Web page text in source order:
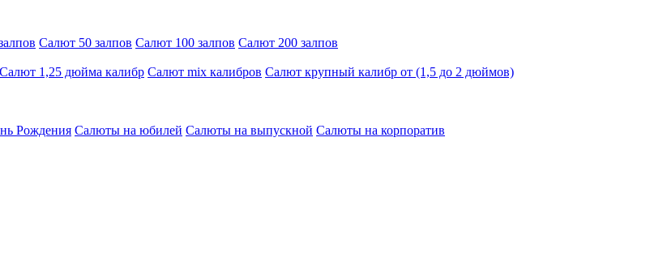
Салют 50 залпов Салют 100 залпов Салют 200 залпов
Салют 1,25 дюйма калибр Салют mix калибров Салют крупный калибр от (1,5 до 2 дюймов)
Рождения Салюты на юбилей Салюты на выпускной Салюты на корпоратив